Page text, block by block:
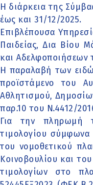
Η διάρκεια της
έως και 31/12/2025.
Επιβλέπουσα
Παιδείας, Δια Βίου
και Αδελφοποιήσεων
Η παραλαβή των
προϊστάμενο του
Αθλητισμού,
παρ.10 του Ν.4412/
Για την πληρωμή
τιμολογίου σύμφωνα
του νομοθετικού
Κοινοβουλίου και
τιμολογίων στο